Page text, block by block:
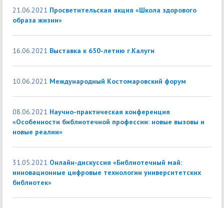
21.06.2021 Просветительская акция «Школа здорового
образа жизни»
16.06.2021 Выставка к 650-летию г.Калуги
10.06.2021 Международный Костомаровский форум
08.06.2021 Научно-практическая конференция
«Особенности библиотечной профессии: новые вызовы и
новые реалии»
31.05.2021 Онлайн-дискуссия «Библиотечный май:
инновационные цифровые технологии университетских
библиотек»